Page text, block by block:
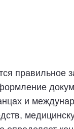
правильное
и